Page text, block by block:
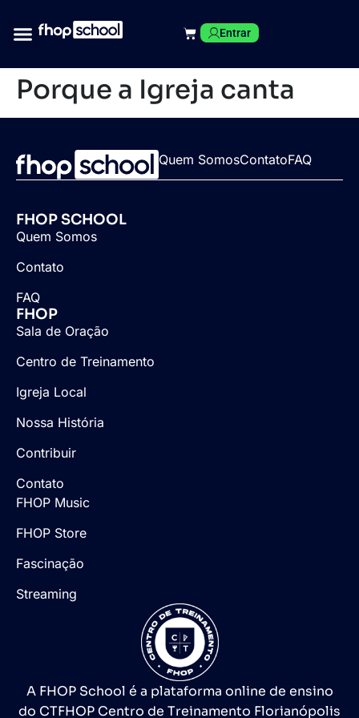
Entrar
Porque a Igreja canta
Quem SomosContatoFAQ
FHOP SCHOOL
Quem Somos
Contato
FAQ
FHOP
Sala de Oração
Centro de Treinamento
Igreja Local
Nossa História
Contribuir
Contato
FHOP Music
FHOP Store
Fascinação
Streaming
A FHOP School é a plataforma online de ensino
do CTFHOP Centro de Treinamento Florianópolis